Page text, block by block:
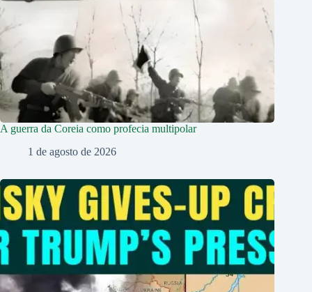
A guerra da Coreia como profecia multipolar
1 de agosto de 2026